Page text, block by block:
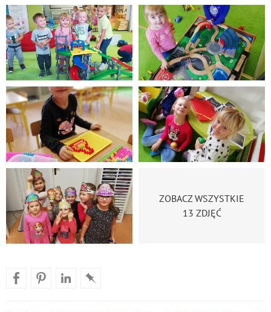
ZOBACZ WSZYSTKIE
13 ZDJĘĆ